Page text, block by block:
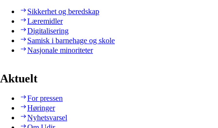
Sikkerhet og beredskap
Læremidler
Digitalisering
Samisk i barnehage og skole
Nasjonale minoriteter
Aktuelt
For pressen
Høringer
Nyhetsvarsel